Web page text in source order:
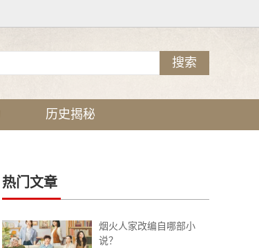
历史揭秘
热门文章
烟火人家改编自哪部小
说？